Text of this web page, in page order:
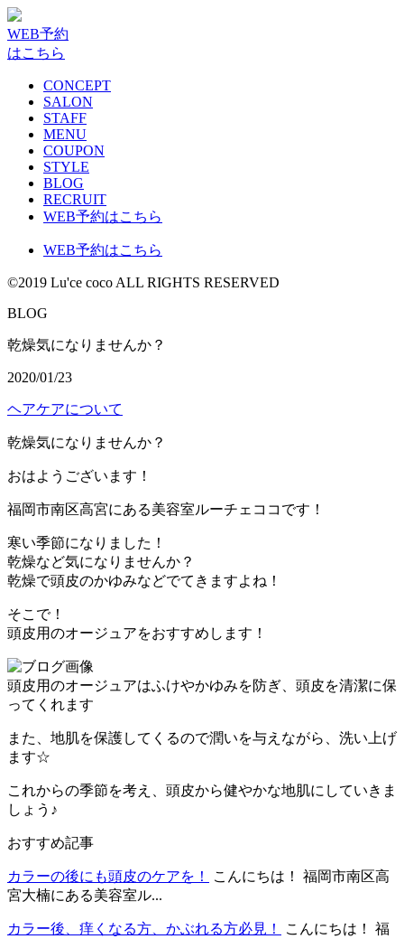
WEB予約
はこちら
CONCEPT
SALON
STAFF
MENU
COUPON
STYLE
BLOG
RECRUIT
WEB予約はこちら
WEB予約はこちら
©2019 Lu'ce coco ALL RIGHTS RESERVED
BLOG
乾燥気になりませんか？
2020/01/23
ヘアケアについて
乾燥気になりませんか？
おはようございます！
福岡市南区高宮にある美容室ルーチェココです！
寒い季節になりました！
乾燥など気になりませんか？
乾燥で頭皮のかゆみなどでてきますよね！
そこで！
頭皮用のオージュアをおすすめします！
頭皮用のオージュアはふけやかゆみを防ぎ、頭皮を清潔に保
ってくれます
また、地肌を保護してくるので潤いを与えながら、洗い上げ
ます☆
これからの季節を考え、頭皮から健やかな地肌にしていきま
しょう♪
おすすめ記事
カラーの後にも頭皮のケアを！
こんにちは！ 福岡市南区高
宮大楠にある美容室ル...
カラー後、痒くなる方、かぶれる方必見！
こんにちは！ 福